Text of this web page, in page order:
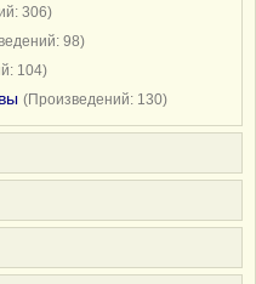
306)
98)
104)
(Произведений: 130)